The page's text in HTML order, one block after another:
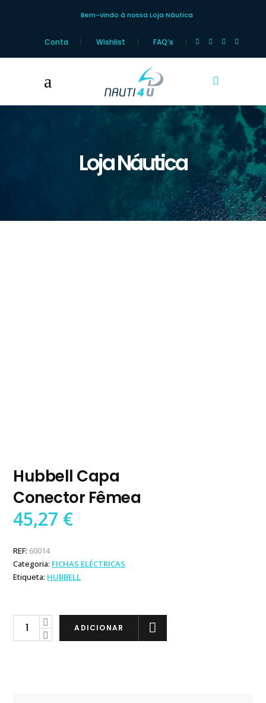
Bem-vindo à nossa Loja Náutica
Conta Wishlist FAQ’s
Loja Náutica
Hubbell Capa
Conector Fêmea
45,27 €
REF: 60014
Categoria: FICHAS ELÉCTRICAS
Etiqueta: HUBBELL
Hubbell
ADICIONAR